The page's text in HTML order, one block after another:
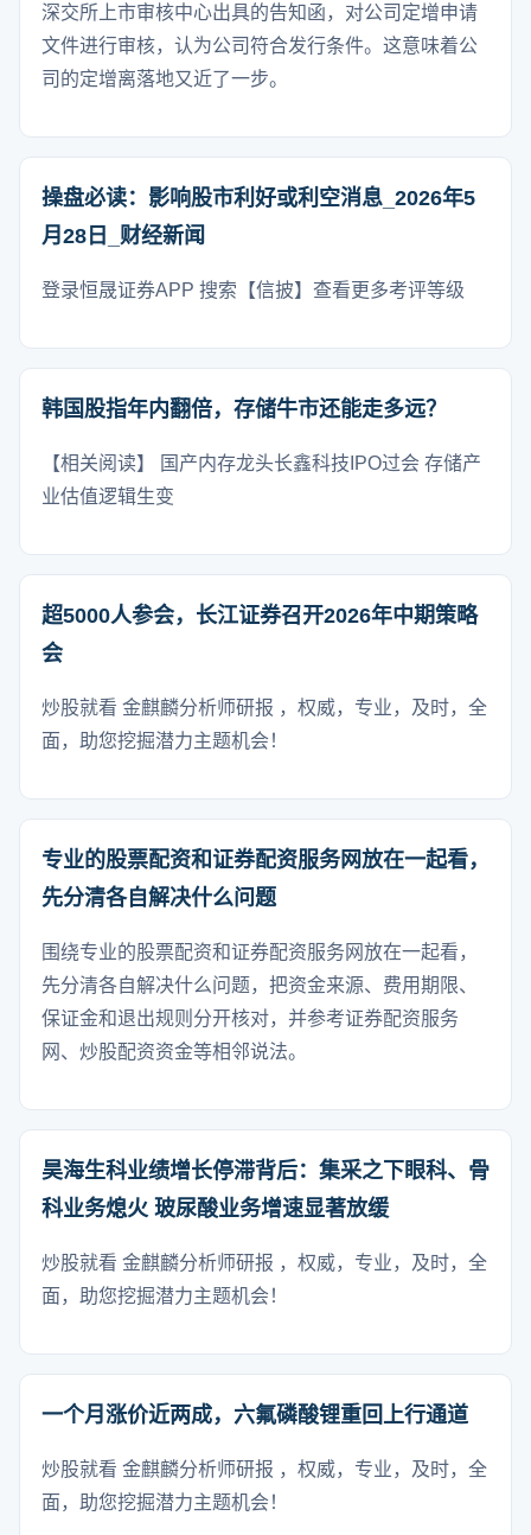
深交所上市审核中心出具的告知函，对公司定增申请
文件进行审核，认为公司符合发行条件。这意味着公
司的定增离落地又近了一步。
操盘必读：影响股市利好或利空消息_2026年5
月28日_财经新闻
登录恒晟证券APP 搜索【信披】查看更多考评等级
韩国股指年内翻倍，存储牛市还能走多远？
【相关阅读】 国产内存龙头长鑫科技IPO过会 存储产
业估值逻辑生变
超5000人参会，长江证券召开2026年中期策略
会
炒股就看 金麒麟分析师研报 ，权威，专业，及时，全
面，助您挖掘潜力主题机会！
专业的股票配资和证券配资服务网放在一起看，
先分清各自解决什么问题
围绕专业的股票配资和证券配资服务网放在一起看，
先分清各自解决什么问题，把资金来源、费用期限、
保证金和退出规则分开核对，并参考证券配资服务
网、炒股配资资金等相邻说法。
昊海生科业绩增长停滞背后：集采之下眼科、骨
科业务熄火 玻尿酸业务增速显著放缓
炒股就看 金麒麟分析师研报 ，权威，专业，及时，全
面，助您挖掘潜力主题机会！
一个月涨价近两成，六氟磷酸锂重回上行通道
炒股就看 金麒麟分析师研报 ，权威，专业，及时，全
面，助您挖掘潜力主题机会！